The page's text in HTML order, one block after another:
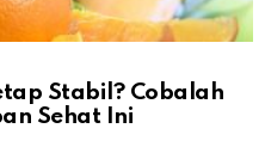
Stabil? Cobalah
Sehat Ini